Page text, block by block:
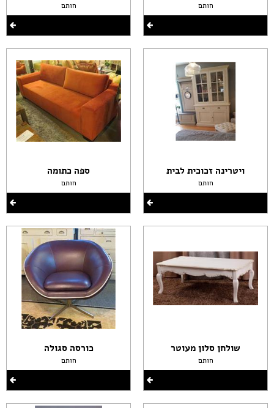
חותם
ויטרינה זכוכית לבית
חותם
חותם
ספה כתומה
חותם
שולחן סלון מעוטר
חותם
כורסה סגולה
חותם